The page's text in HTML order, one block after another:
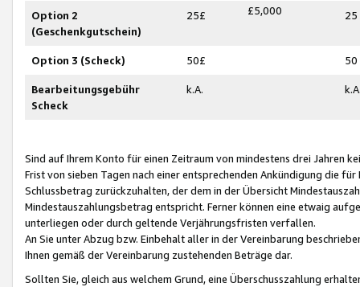
Option 2
(Geschenkgutschein)
25£ £5,000 25
Option 3 (Scheck) 50£ 50
Bearbeitungsgebühr
Scheck
k.A.
Sind auf Ihrem Konto für einen Zeitraum von mindestens drei Jahren
Frist von sieben Tagen nach einer entsprechenden Ankündigung die
Schlussbetrag zurückzuhalten, der dem in der Übersicht
Mindestauszahlungsbetrag entspricht. Ferner können eine etwaig
unterliegen oder durch geltende Verjährungsfristen verfallen.
An Sie unter Abzug bzw. Einbehalt aller in der Vereinbarung
Ihnen gemäß der Vereinbarung zustehenden Beträge dar.
Sollten Sie, gleich aus welchem Grund, eine Überschusszahlung